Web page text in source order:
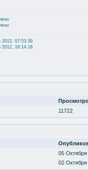
2012, 07:53:39
2012, 16:14:18
11722
05
02